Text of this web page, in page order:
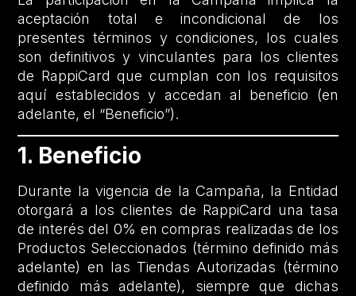
aceptación total e incondicional de los
presentes términos y condiciones, los cuales
son definitivos y vinculantes para los clientes
de RappiCard que cumplan con los requisitos
aquí establecidos y accedan al beneficio (en
adelante, el “Beneficio”).
1. Beneficio
Durante la vigencia de la Campaña, la Entidad
otorgará a los clientes de RappiCard una tasa
de interés del 0% en compras realizadas de los
Productos Seleccionados (término definido más
adelante) en las Tiendas Autorizadas (término
definido más adelante), siempre que dichas